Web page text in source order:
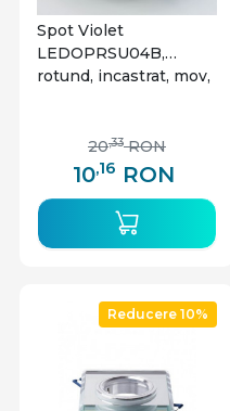
Spot Violet
LEDOPRSU04B,
rotund, incastrat, mov,
10,16 RON
20,33 RON
Reducere 10%